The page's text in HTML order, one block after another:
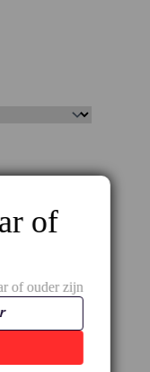
of
of ouder zijn